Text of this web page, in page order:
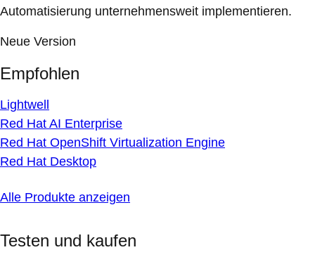
Automatisierung unternehmensweit implementieren.
Neue Version
Empfohlen
Lightwell
Red Hat AI Enterprise
Red Hat OpenShift Virtualization Engine
Red Hat Desktop
Alle Produkte anzeigen
Testen und kaufen